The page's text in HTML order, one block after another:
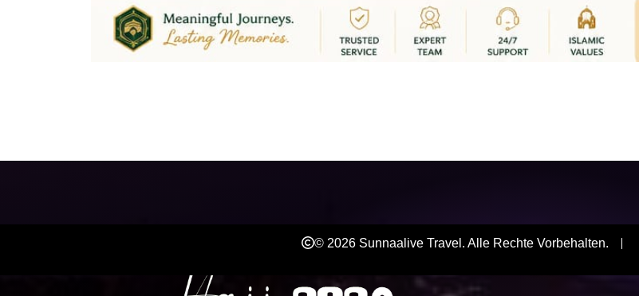
JETZT ANMELDEN FÜR© 2026 Sunnaalive Travel. Alle Rechte Vorbehalten.